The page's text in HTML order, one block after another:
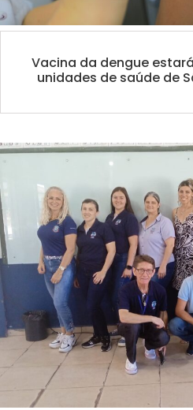
Vacina da dengue
unidades de saúde de